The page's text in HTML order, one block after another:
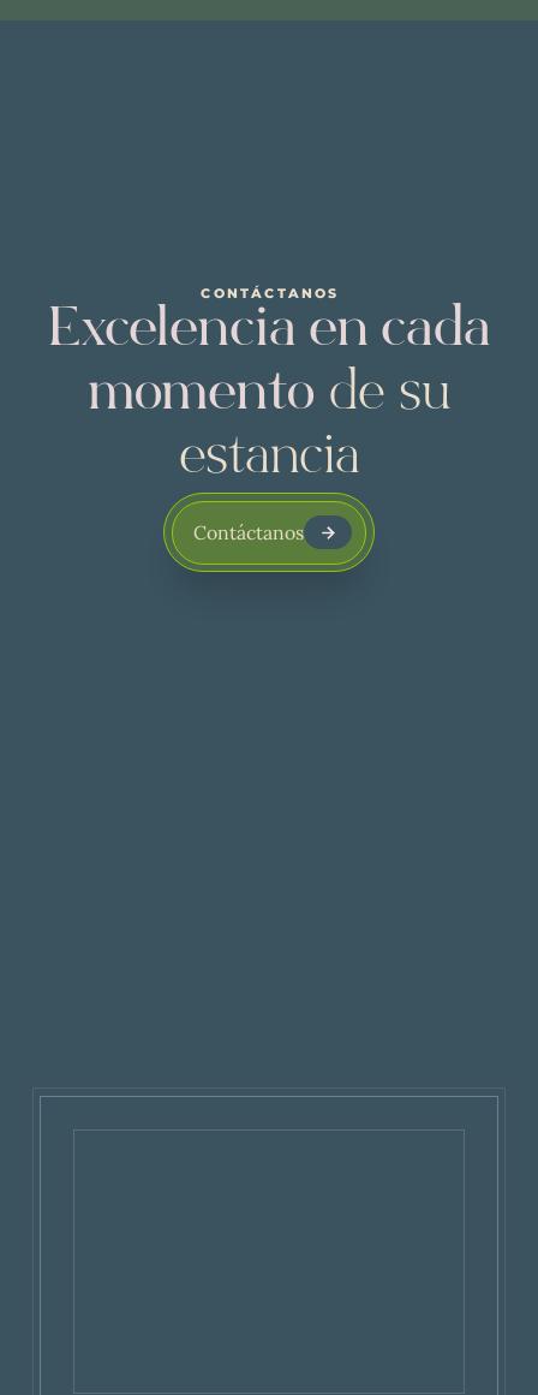
CONTÁCTANOS
Excelencia en cada
momento de su
estancia
Contáctanos